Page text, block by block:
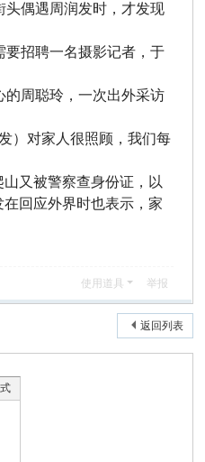
头偶遇周润发时，才发现
要招聘一名摄影记者，于
的周聪玲，一次出外采访
）对家人很照顾，我们每
又被警察查身份证，以
回应外界时也表示，家
使用道具 举报
返回列表